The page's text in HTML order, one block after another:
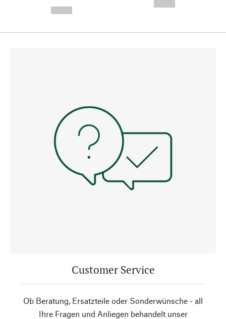
Customer Service
Ob Beratung, Ersatzteile oder Sonderwünsche - all
Ihre Fragen und Anliegen behandelt unser